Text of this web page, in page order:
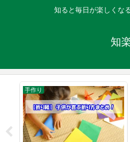
知ると毎日が楽しくな
知
手作り